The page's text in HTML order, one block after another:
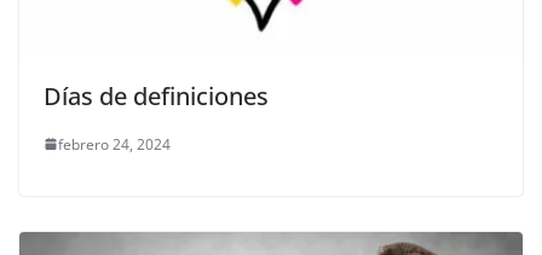
Días de definiciones
febrero 24, 2024